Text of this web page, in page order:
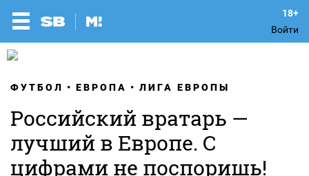
Войти
ФУТБОЛ ЕВРОПА ЛИГА ЕВРОПЫ
Российский вратарь —
лучший в Европе. С
цифрами не поспоришь!